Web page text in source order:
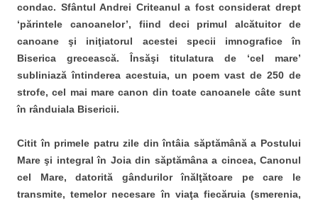
condac. Sfântul Andrei Criteanul a fost considerat drept
‘părintele canoanelor’, fiind deci primul alcătuitor de
canoane şi iniţiatorul acestei specii imnografice în
Biserica grecească. Însăşi titulatura de ‘cel mare’
subliniază întinderea acestuia, un poem vast de 250 de
strofe, cel mai mare canon din toate canoanele câte sunt
în rânduiala Bisericii.
Citit în primele patru zile din întâia săptămână a Postului
Mare şi integral în Joia din săptămâna a cincea, Canonul
cel Mare, datorită gândurilor înălţătoare pe care le
transmite, temelor necesare în viaţa fiecăruia (smerenia,